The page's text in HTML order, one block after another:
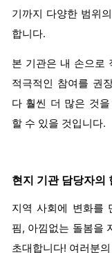
기까지 다양한 범위
합니다.
본 기관은 내 손으로
적극적인 참여를 권
다 훨씬 더 많은 것
할 수 있을 것입니다.
현지 기관 담당자의
지역 사회에 변화를
핌, 아낌없는 돌봄을
초대합니다! 여러분